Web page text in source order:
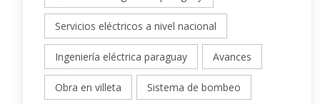
Servicios eléctricos a nivel nacional
Ingeniería eléctrica paraguay Avances
Obra en villeta Sistema de bombeo